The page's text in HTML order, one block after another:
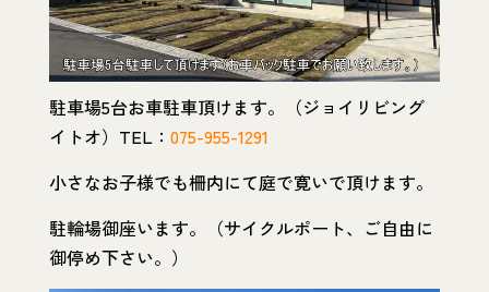
駐車場5台お車駐車頂けます。（ジョイリビング
イトオ）TEL： 075-955-1291
小さなお子様でも柵内にて庭で寛いで頂けます。
駐輪場御座います。（サイクルポート、ご自由に
御停め下さい。）